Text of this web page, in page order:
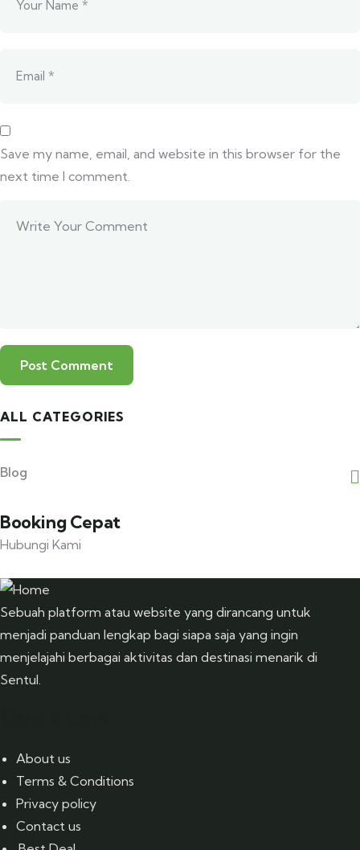
Save my name, email, and website in this browser for the
next time I comment.
ALL CATEGORIES
Blog
Explore to
Adventure Plus+
Booking Cepat
Hubungi Kami
Sebuah platform atau website yang dirancang untuk
menjadi panduan lengkap bagi siapa saja yang ingin
menjelajahi berbagai aktivitas dan destinasi menarik di
Sentul.
About us
Terms & Conditions
Privacy policy
Contact us